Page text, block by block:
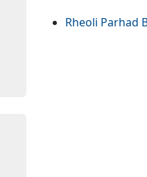
Rheoli Parhad